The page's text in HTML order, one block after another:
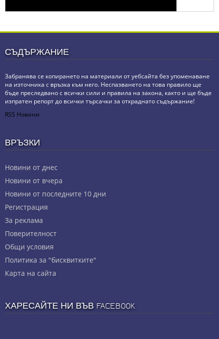
СЪДЪРЖАНИЕ
Забранява се копирането на материали от уебсайта без упоменаване
на източника с връзка към него. Неспазването на това правило ще
бъде преследвано с всички сили и правила на закона, както и ще бъде
изпратен репорт до всички търсачки за откраднато съдържание!
RSS Новини
ВРЪЗКИ
Новини от днес
Новини от вчера
Новини от последните 10 дни
Регистрация
За реклама
Πoвepитeлнocт
Общи условия
Политика за "бисквитките"
Карта на сайта
ХАРЕСАЙТЕ НИ ВЪВ FACEBOOK